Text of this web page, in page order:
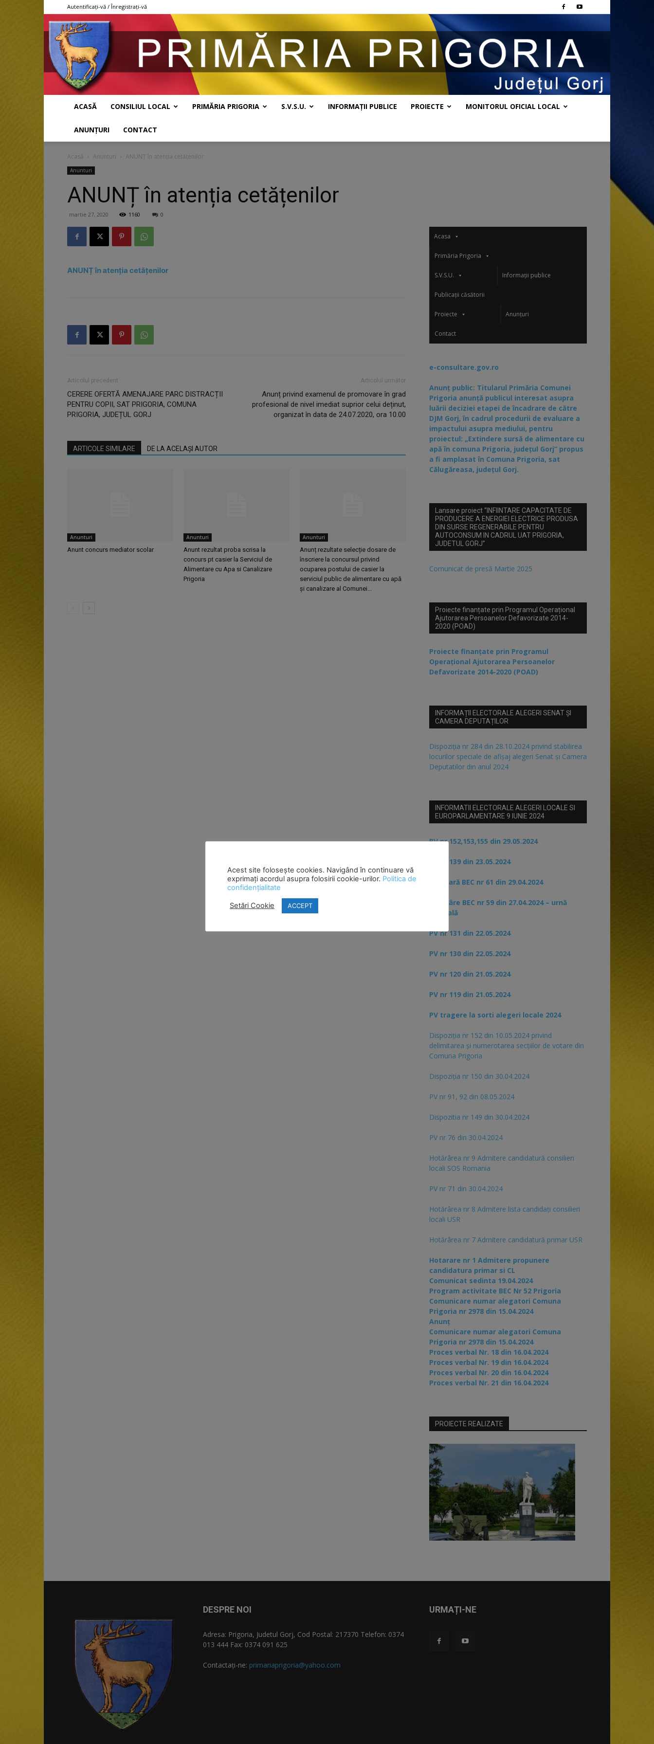
Autentificați-vă / Înregistrați-vă
Prigoria
ACASĂ CONSILIUL LOCAL PRIMĂRIA PRIGORIA S.V.S.U. INFORMAȚII PUBLICE PROIECTE MONITORUL OFICIAL LOCAL
ANUNȚURI CONTACT
Acasă Anunturi ANUNȚ în atenția cetățenilor
Anunturi
ANUNȚ în atenția cetățenilor
martie 27, 2020 1160 0
ANUNȚ în atenția cetățenilor
Articolul precedent
CERERE OFERTĂ AMENAJARE PARC DISTRACȚII
PENTRU COPII, SAT PRIGORIA, COMUNA
PRIGORIA, JUDEȚUL GORJ
Articolul următor
Anunț privind examenul de promovare în grad
profesional de nivel imediat suprior celui deținut,
organizat în data de 24.07.2020, ora 10.00
ARTICOLE SIMILARE DE LA ACELAȘI AUTOR
Anunturi
Anunt concurs mediator scolar
Anunturi
Anunt rezultat proba scrisa la
concurs pt casier la Serviciul de
Alimentare cu Apa si Canalizare
Prigoria
Anunturi
Anunț rezultate selecție dosare de
înscriere la concursul privind
ocuparea postului de casier la
serviciul public de alimentare cu apă
și canalizare al Comunei...
Acasa
Primăria Prigoria
S.V.S.U. Informații publice
Publicații căsătorii
Proiecte Anunțuri
Contact
e-consultare.gov.ro
Anunț public: Titularul Primăria Comunei
Prigoria anunță publicul interesat asupra
luării deciziei etapei de încadrare de către
DJM Gorj, în cadrul procedurii de evaluare a
impactului asupra mediului, pentru
proiectul: „Extindere sursă de alimentare cu
apă în comuna Prigoria, județul Gorj” propus
a fi amplasat în Comuna Prigoria, sat
Călugăreasa, județul Gorj.
Lansare proiect “INFIINTARE CAPACITATE DE
PRODUCERE A ENERGIEI ELECTRICE PRODUSA
DIN SURSE REGENERABILE PENTRU
AUTOCONSUM IN CADRUL UAT PRIGORIA,
JUDETUL GORJ”
Comunicat de presă Martie 2025
Proiecte finanțate prin Programul Operațional
Ajutorarea Persoanelor Defavorizate 2014-
2020 (POAD)
Proiecte finanțate prin Programul
Operațional Ajutorarea Persoanelor
Defavorizate 2014-2020 (POAD)
INFORMAȚII ELECTORALE ALEGERI SENAT ȘI
CAMERA DEPUTAȚILOR
Dispoziția nr 284 din 28.10.2024 privind stabilirea
locurilor speciale de afișaj alegeri Senat și Camera
Deputatilor din anul 2024
INFORMATII ELECTORALE ALEGERI LOCALE SI
EUROPARLAMENTARE 9 IUNIE 2024
PV nr 152,153,155 din 29.05.2024
PV nr 139 din 23.05.2024
Circulară BEC nr 61 din 29.04.2024
Hotărâre BEC nr 59 din 27.04.2024 – urnă
specială
PV nr 131 din 22.05.2024
PV nr 130 din 22.05.2024
PV nr 120 din 21.05.2024
PV nr 119 din 21.05.2024
PV tragere la sorti alegeri locale 2024
Dispoziția nr 152 din 10.05.2024 privind
delimitarea și numerotarea secțiilor de votare din
Comuna Prigoria
Dispoziția nr 150 din 30.04.2024
PV nr 91, 92 din 08.05.2024
Dispozitia nr 149 din 30.04.2024
PV nr 76 din 30.04.2024
Hotărârea nr 9 Admitere candidatură consilieri
locali SOS Romania
PV nr 71 din 30.04.2024
Hotărârea nr 8 Admitere lista candidaţi consilieri
locali USR
Hotărârea nr 7 Admitere candidatură primar USR
Hotarare nr 1 Admitere propunere
candidatura primar si CL
Comunicat sedinta 19.04.2024
Program activitate BEC Nr 52 Prigoria
Comunicare numar alegatori Comuna
Prigoria nr 2978 din 15.04.2024
Anunț
Comunicare numar alegatori Comuna
Prigoria nr 2978 din 15.04.2024
Proces verbal Nr. 18 din 16.04.2024
Proces verbal Nr. 19 din 16.04.2024
Proces verbal Nr. 20 din 16.04.2024
Proces verbal Nr. 21 din 16.04.2024
PROIECTE REALIZATE
DESPRE NOI
Adresa: Prigoria, Judetul Gorj, Cod Postal: 217370 Telefon: 0374
013 444 Fax: 0374 091 625
Contactați-ne: primariaprigoria@yahoo.com
URMAȚI-NE
Acest site folosește cookies. Navigând în continuare vă
exprimați acordul asupra folosirii cookie-urilor. Politica de
confidențialitate
Setări Cookie ACCEPT